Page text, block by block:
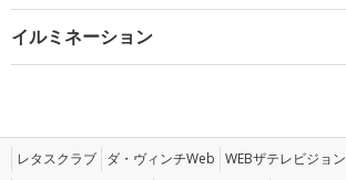
イルミネーション
レタスクラブ ダ・ヴィンチWeb WEBザテレビジョン